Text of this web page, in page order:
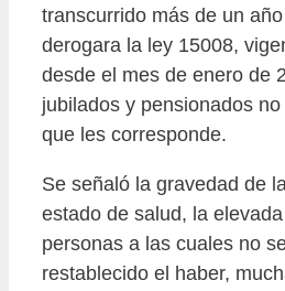
transcurrido más de un
derogara la ley 15008,
desde el mes de enero de
jubilados y pensionados
que les corresponde.
Se señaló la gravedad de
estado de salud, la
personas a las cuales no
restablecido el haber,